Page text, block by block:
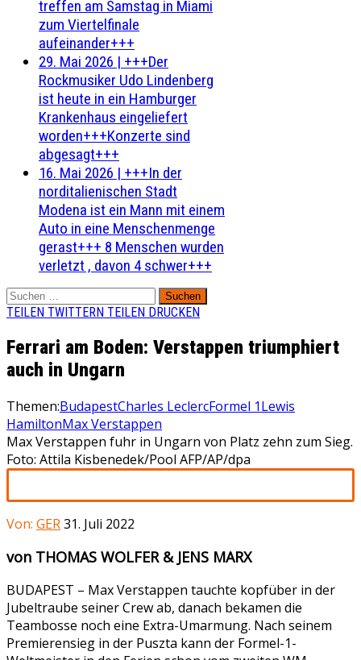
treffen am Samstag in Miami
zum Viertelfinale
aufeinander+++
29. Mai 2026 | +++Der
Rockmusiker Udo Lindenberg
ist heute in ein Hamburger
Krankenhaus eingeliefert
worden+++Konzerte sind
abgesagt+++
16. Mai 2026 | +++In der
norditalienischen Stadt
Modena ist ein Mann mit einem
Auto in eine Menschenmenge
gerast+++ 8 Menschen wurden
verletzt , davon 4 schwer+++
Suchen
nach:
TEILEN TWITTERN TEILEN DRUCKEN
Ferrari am Boden: Verstappen triumphiert
auch in Ungarn
Themen:BudapestCharles LeclercFormel 1Lewis
HamiltonMax Verstappen
Max Verstappen fuhr in Ungarn von Platz zehn zum Sieg.
Foto: Attila Kisbenedek/Pool AFP/AP/dpa
Von: GER31. Juli 2022
von THOMAS WOLFER & JENS MARX
BUDAPEST – Max Verstappen tauchte kopfüber in der
Jubeltraube seiner Crew ab, danach bekamen die
Teambosse noch eine Extra-Umarmung. Nach seinem
Premierensieg in der Puszta kann der Formel-1-